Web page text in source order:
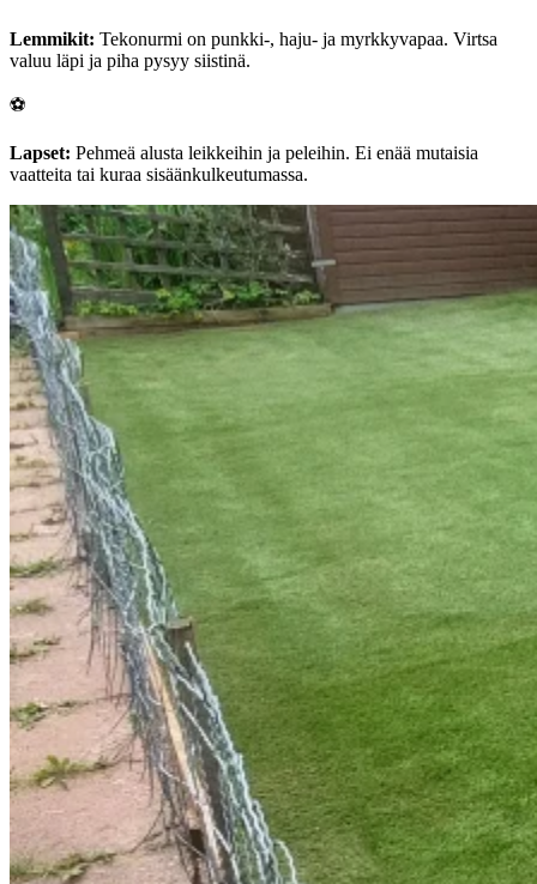
Lemmikit: Tekonurmi on punkki-, haju- ja myrkkyvapaa. Virtsa
valuu läpi ja piha pysyy siistinä.
⚽
Lapset: Pehmeä alusta leikkeihin ja peleihin. Ei enää mutaisia
vaatteita tai kuraa sisäänkulkeutumassa.